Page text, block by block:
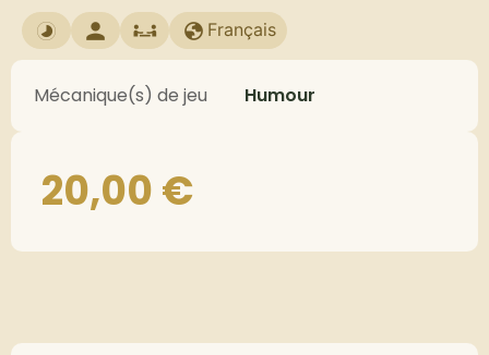
Français
Mécanique(s) de jeu Humour
20,00€